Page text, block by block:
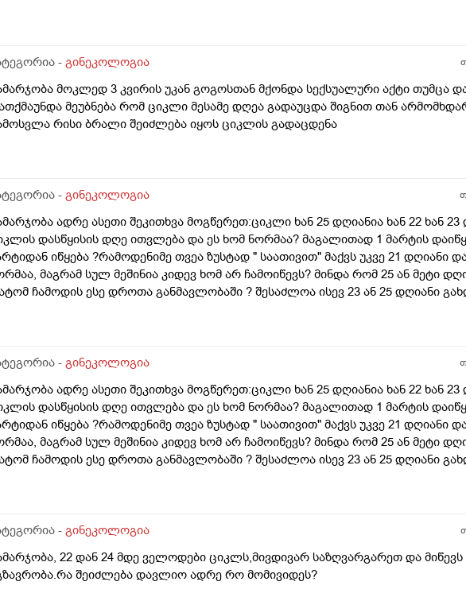
- გინეკოლოგია
მოკლედ 3 კვირის უკან გოგოსთან მქონდა სექსუალური აქტი თუმცა
მეუბნება რომ ციკლი მესამე დღეა გადაუცდა შიგნით თან
რისი ბრალი შეიძლება იყოს ციკლის გადაცდენა
- გინეკოლოგია
ადრე ასეთი შეკითხვა მოგწერეთ:ციკლი ხან 25 დღიანია ხან 22 ხან
დასწყისის დღე ითვლება და ეს ხომ ნორმაა? მაგალითად 1 მარტის
იწყება ?რამოდენიმე თვეა ზუსტად " საათივით" მაქვს უკვე 21 დღიანი
მაგრამ სულ მეშინია კიდევ ხომ არ ჩამოიწევს? მინდა რომ 25 ან მეტი
ჩამოდის ესე დროთა განმავლობაში ? შესაძლოა ისევ 23 ან 25 დღიანი
სანერვიულო.რითი შეიძლება უნდაცკვების სახით რომ ვმართო ციკლის
გასრანდა ახლა 21 დღიანზე 4 დღიანია.თქვენ მითხარით რომ
- გინეკოლოგია
ადრე ასეთი შეკითხვა მოგწერეთ:ციკლი ხან 25 დღიანია ხან 22 ხან
დასწყისის დღე ითვლება და ეს ხომ ნორმაა? მაგალითად 1 მარტის
იწყება ?რამოდენიმე თვეა ზუსტად " საათივით" მაქვს უკვე 21 დღიანი
მაგრამ სულ მეშინია კიდევ ხომ არ ჩამოიწევს? მინდა რომ 25 ან მეტი
ჩამოდის ესე დროთა განმავლობაში ? შესაძლოა ისევ 23 ან 25 დღიანი
სანერვიულო.რითი შეიძლება უნდაცკვების სახით რომ ვმართო ციკლის
- გინეკოლოგია
22 დან 24 მდე ველოდები ციკლს,მივდივარ საზღვარგარეთ და მიწევს
შეიძლება დავლიო ადრე რო მომივიდეს?